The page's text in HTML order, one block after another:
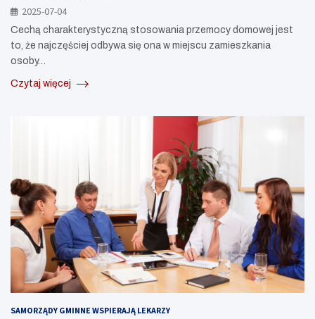
2025-07-04
Cechą charakterystyczną stosowania przemocy domowej jest
to, że najczęściej odbywa się ona w miejscu zamieszkania
osoby…
Czytaj więcej
SAMORZĄDY GMINNE WSPIERAJĄ LEKARZY